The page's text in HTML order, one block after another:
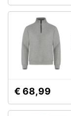
Assistenza
clienti
Tuta
Pantaloni
Orologi
Apple
Watch
€ 68,99